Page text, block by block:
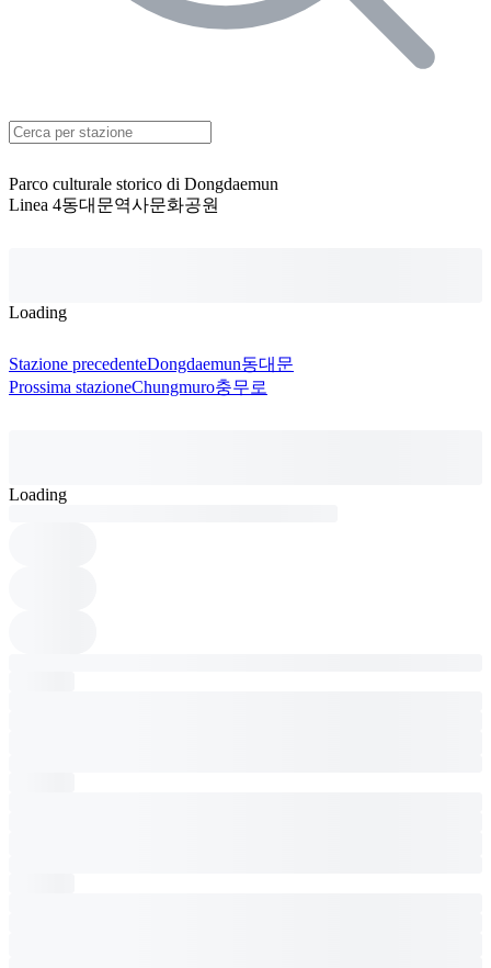
Parco culturale storico di Dongdaemun
Linea 4동대문역사문화공원
Loading
Stazione precedenteDongdaemun동대문
Prossima stazioneChungmuro충무로
Loading